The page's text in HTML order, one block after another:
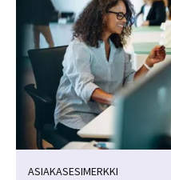
ASIAKASESIMERKKI